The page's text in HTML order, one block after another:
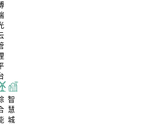
智
慧
城